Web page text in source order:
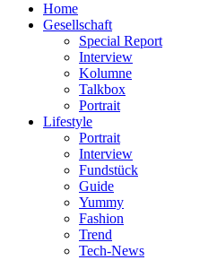
Home
Gesellschaft
Special Report
Interview
Kolumne
Talkbox
Portrait
Lifestyle
Portrait
Interview
Fundstück
Guide
Yummy
Fashion
Trend
Tech-News